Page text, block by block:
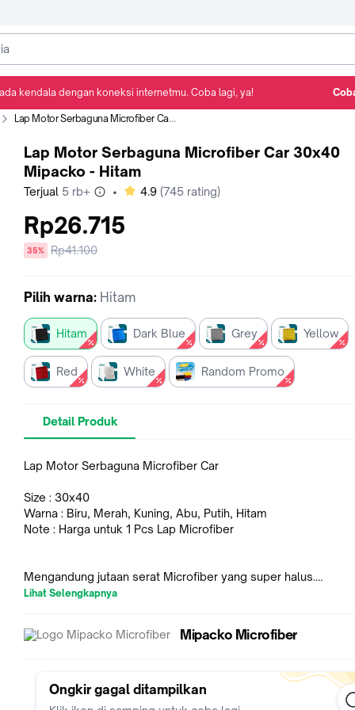
Lap Motor Serbaguna Microfiber Car 30x40 Mipacko - Hitam
Lap Motor Serbaguna Microfiber Car 30x40
Mipacko - Hitam
Terjual 5 rb+ • bintang
4.9 (745 rating)
Rp26.715
diskon
35%
Harga
Rp41.100
Pilih warna: Hitam
Hitam Dark Blue Grey Yellow
Red White Random Promo
Detail Produk
Lap Motor Serbaguna Microfiber Car
Size : 30x40
Warna : Biru, Merah, Kuning, Abu, Putih, Hitam
Note : Harga untuk 1 Pcs Lap Microfiber
Mengandung jutaan serat Microfiber yang super halus.
Bisa digunakan dalam keadaan basah & Kering
Kain Lap Microfiber serbaguna terbuat dari Bahan Kain yang
banyak sekali pori pori untuk menyimpan air sehingga
dengan cepat jauh lebih banyak dari bahan katun biasa,
lebih dari 7 kali berat kainnya.
Lihat Selengkapnya
Mipacko Microfiber
Ongkir gagal ditampilkan
kendala dengan koneksi internetmu. Coba lagi, ya!